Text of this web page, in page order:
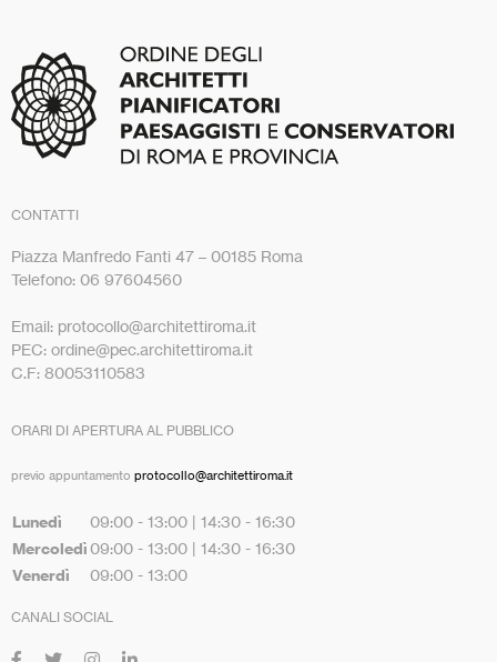
CONTATTI
Piazza Manfredo Fanti 47 – 00185 Roma
Telefono: 06 97604560
Email: protocollo@architettiroma.it
PEC: ordine@pec.architettiroma.it
C.F: 80053110583
ORARI DI APERTURA AL PUBBLICO
previo appuntamento protocollo@architettiroma.it
Lunedì 09:00 - 13:00 | 14:30 - 16:30
Mercoledì 09:00 - 13:00 | 14:30 - 16:30
Venerdì 09:00 - 13:00
CANALI SOCIAL